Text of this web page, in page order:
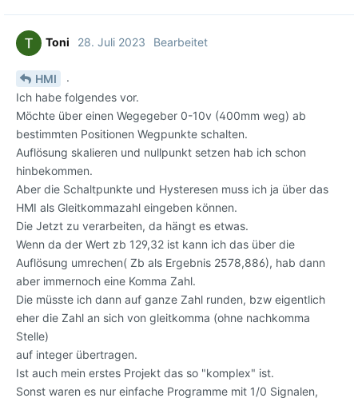
Toni 28. Juli 2023 Bearbeitet
HMI
.
Ich habe folgendes vor.
Möchte über einen Wegegeber 0-10v (400mm weg) ab
bestimmten Positionen Wegpunkte schalten.
Auflösung skalieren und nullpunkt setzen hab ich schon
hinbekommen.
Aber die Schaltpunkte und Hysteresen muss ich ja über das
HMI als Gleitkommazahl eingeben können.
Die Jetzt zu verarbeiten, da hängt es etwas.
Wenn da der Wert zb 129,32 ist kann ich das über die
Auflösung umrechen( Zb als Ergebnis 2578,886), hab dann
aber immernoch eine Komma Zahl.
Die müsste ich dann auf ganze Zahl runden, bzw eigentlich
eher die Zahl an sich von gleitkomma (ohne nachkomma
Stelle)
auf integer übertragen.
Ist auch mein erstes Projekt das so "komplex" ist.
Sonst waren es nur einfache Programme mit 1/0 Signalen,